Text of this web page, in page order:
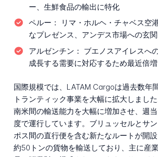
ー、生鮮食品の輸出に特化
ペルー：
リマ・ホルヘ・チャベス空
なプレゼンス、アンデス市場への玄
アルゼンチン： ブエノスアイレスへ
成長する需要に対応するため最近倍
国際規模では、LATAM Cargoは過去数年
トランティック事業を大幅に拡大しまし
南米間の輸送能力を大幅に増加させ、週
度で運行しています。ブリュッセルとサ
ポス間の直行便を含む新たなルートが開
約50トンの貨物を輸送しており、主に産